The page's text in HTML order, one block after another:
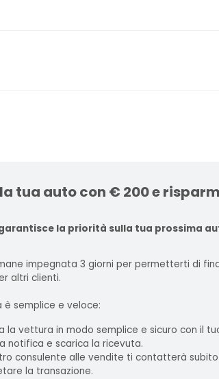
tua auto con € 200 e
la priorità sulla tua prossima
impegnata 3 giorni per permetterti di
altri clienti.
è semplice e veloce:
la vettura in modo semplice e sicuro con il
notifica e scarica la ricevuta.
consulente alle vendite ti contatterà
la transazione.